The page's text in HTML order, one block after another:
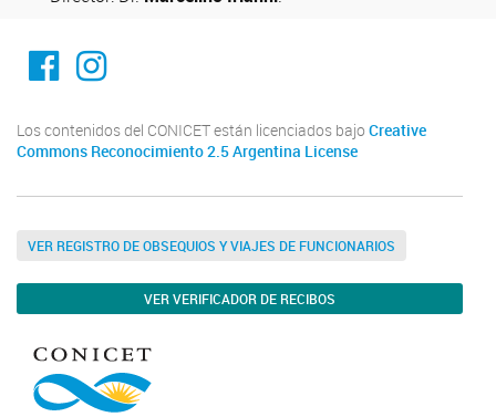
Facebook
Instagram
Los contenidos del CONICET están licenciados bajo Creative
Commons Reconocimiento 2.5 Argentina License
VER REGISTRO DE OBSEQUIOS Y VIAJES DE FUNCIONARIOS
VER VERIFICADOR DE RECIBOS